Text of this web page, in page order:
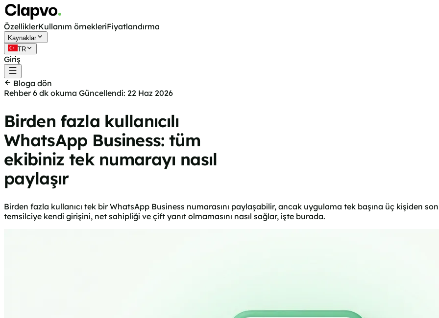
ÖzelliklerKullanım örnekleriFiyatlandırma
Kaynaklar
TR
Giriş
Bloga dön
Rehber6 dk okuma Güncellendi: 22 Haz 2026
Birden fazla kullanıcılı
WhatsApp Business: tüm
ekibiniz tek numarayı nasıl
paylaşır
Birden fazla kullanıcı tek bir WhatsApp Business numarasını paylaşabilir, ancak uygulama tek başına üç kişiden
temsilciye kendi girişini, net sahipliği ve çift yanıt olmamasını nasıl sağlar, işte burada.